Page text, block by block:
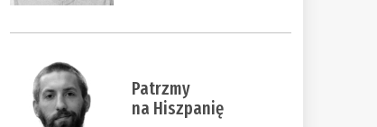
Patrzmy
na Hiszpanię